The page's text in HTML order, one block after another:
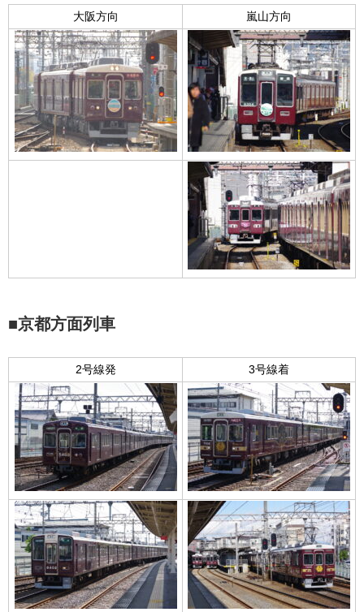
大阪方向 嵐山方向
■京都方面列車
2号線発 3号線着